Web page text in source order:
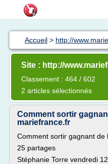
Accueil > http://
Site : http://
Classement : 464 / 602
2 articles sélectionnés
Comment sortir
mariefrance.fr
Comment sortir gagnant de
25 partages
Stéphanie Torre vendredi